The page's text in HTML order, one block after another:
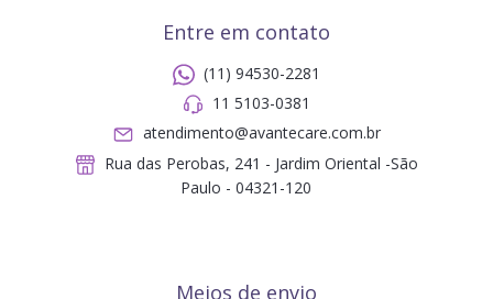
Entre em contato
(11) 94530-2281
11 5103-0381
atendimento@avantecare.com.br
Rua das Perobas, 241 - Jardim Oriental -São
Paulo - 04321-120
Meios de envio